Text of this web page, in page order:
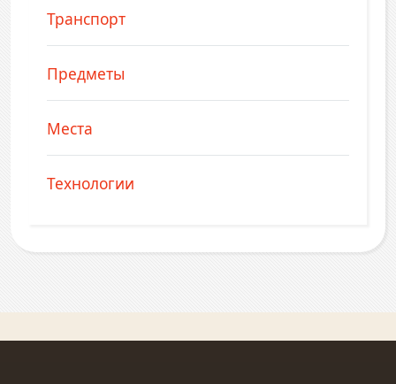
Транспорт
Предметы
Места
Технологии